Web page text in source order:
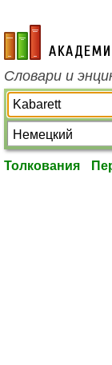
academic.ru
Словари и
Толкования